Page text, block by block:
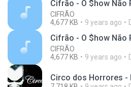
Cifrão - O $how Não
CIFRÃO
4,677 KB
9 years ago
Cifrão - O $how Não
CIFRÃO
4,677 KB
9 years ago
Circo dos Horrores -